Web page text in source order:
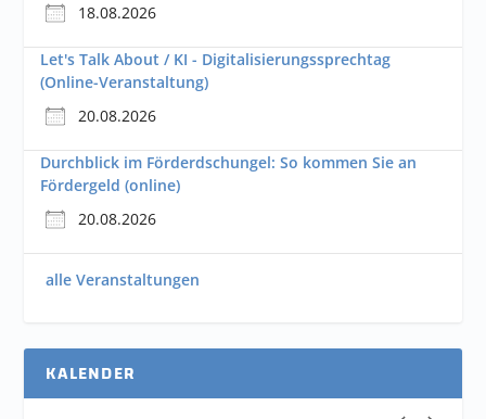
18.08.2026
Let's Talk About / KI - Digitalisierungssprechtag
(Online-Veranstaltung)
20.08.2026
Durchblick im Förderdschungel: So kommen Sie an
Fördergeld (online)
20.08.2026
alle Veranstaltungen
KALENDER